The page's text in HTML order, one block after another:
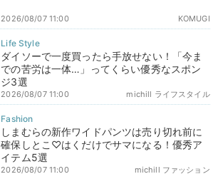
KOMUGI
2026/08/07 11:00
ダイソーで一度買ったら手放せない！「今ま
での苦労は一体…」ってくらい優秀なスポン
ジ3選
michill ライフスタイル
2026/08/07 11:00
しまむらの新作ワイドパンツは売り切れ前に
確保しとこ♡はくだけでサマになる！優秀ア
イテム5選
michill ファッション
2026/08/07 11:00